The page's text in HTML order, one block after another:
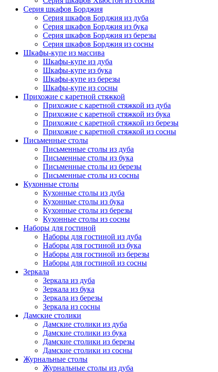
Серия шкафов Борджия
Серия шкафов Борджия из дуба
Серия шкафов Борджия из бука
Серия шкафов Борджия из березы
Серия шкафов Борджия из сосны
Шкафы-купе из массива
Шкафы-купе из дуба
Шкафы-купе из бука
Шкафы-купе из березы
Шкафы-купе из сосны
Прихожие с каретной стяжкой
Прихожие с каретной стяжкой из дуба
Прихожие с каретной стяжкой из бука
Прихожие с каретной стяжкой из березы
Прихожие с каретной стяжкой из сосны
Письменные столы
Письменные столы из дуба
Письменные столы из бука
Письменные столы из березы
Письменные столы из сосны
Кухонные столы
Кухонные столы из дуба
Кухонные столы из бука
Кухонные столы из березы
Кухонные столы из сосны
Наборы для гостиной
Наборы для гостиной из дуба
Наборы для гостиной из бука
Наборы для гостиной из березы
Наборы для гостиной из сосны
Зеркала
Зеркала из дуба
Зеркала из бука
Зеркала из березы
Зеркала из сосны
Дамские столики
Дамские столики из дуба
Дамские столики из бука
Дамские столики из березы
Дамские столики из сосны
Журнальные столы
Журнальные столы из дуба